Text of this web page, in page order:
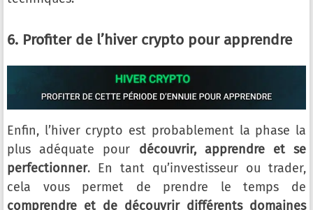
6. Profiter de l’hiver crypto pour apprendre
Enfin, l’hiver crypto est probablement la phase la
plus adéquate pour découvrir, apprendre et se
perfectionner. En tant qu’investisseur ou trader,
cela vous permet de prendre le temps de
comprendre et de découvrir différents domaines